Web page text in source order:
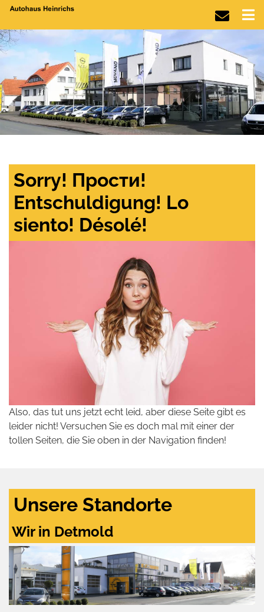
Sorry! Прости!
Entschuldigung! Lo
siento! Désolé!
Also, das tut uns jetzt echt leid, aber diese Seite gibt es
leider nicht! Versuchen Sie es doch mal mit einer der
tollen Seiten, die Sie oben in der Navigation finden!
Unsere Standorte
Wir in Detmold